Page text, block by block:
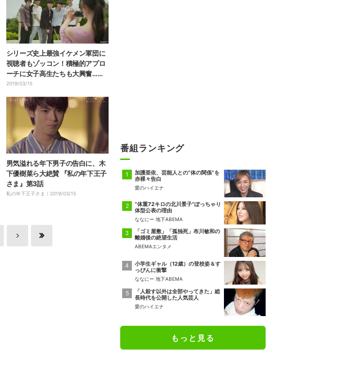
シリーズ史上最強イケメン軍団に
視聴者もゾッコン！積極的アプロ
ーチに女子高生たちも大興奮…
『オオカミくん』新シリーズ
2019/03/15
男気溢れる年下男子の告白に、木
下優樹菜ら大絶賛 『私の年下王子
さま』第3話
私の年下王子さま｜ 2019/03/15
番組ランキング
加護亜依、芸能人との“体の関係”を
赤裸々告白
愛のハイエナ
“体重72キロの北川景子”ぽっちゃり
体型公表の理由
ななにー 地下ABEMA
「ゴミ屋敷」「孤独死」布川敏和の
離婚後の絶望生活
ABEMAエンタメ
小学生ギャル（12歳）の登校姿＆す
っぴんに衝撃
ななにー 地下ABEMA
「人殺す以外は全部やってきた」総
長時代を公開した人気芸人
愛のハイエナ
もっと見る